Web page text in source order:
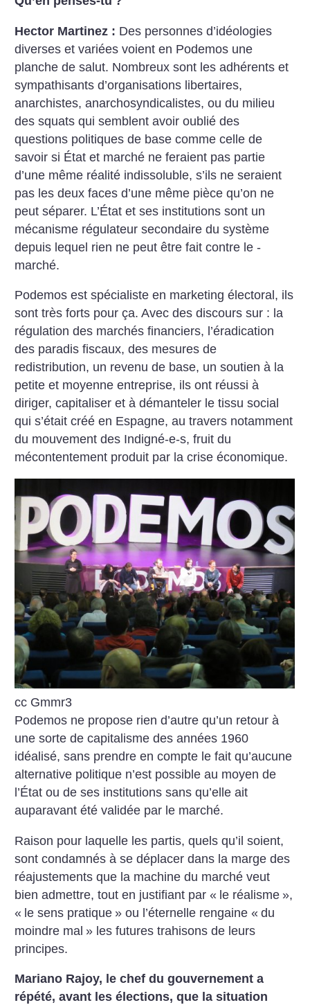
Hector Martinez : Des personnes d’idéologies
diverses et variées voient en Podemos une
planche de salut. Nombreux sont les adhérents et
sympathisants d’organisations libertaires,
anarchistes, anarchosyndicalistes, ou du milieu
des squats qui semblent avoir oublié des
questions politiques de base comme celle de
savoir si État et marché ne feraient pas partie
d’une même réalité indissoluble, s’ils ne seraient
pas les deux faces d’une même pièce qu’on ne
peut séparer. L’État et ses institutions sont un
mécanisme régulateur secondaire du système
depuis lequel rien ne peut être fait contre le ­
marché.
Podemos est spécialiste en marketing électoral, ils
sont très forts pour ça. Avec des discours sur : la
régulation des marchés financiers, l’éradication
des paradis fiscaux, des mesures de
redistribution, un revenu de base, un soutien à la
petite et moyenne entreprise, ils ont réussi à
diriger, capitaliser et à démanteler le tissu social
qui s’était créé en Espagne, au travers notamment
du mouvement des Indigné-e-s, fruit du
mécontentement produit par la crise économique.
cc Gmmr3
Podemos ne propose rien d’autre qu’un retour à
une sorte de capitalisme des années 1960
idéalisé, sans prendre en compte le fait qu’aucune
alternative politique n’est possible au moyen de
l’État ou de ses institutions sans qu’elle ait
auparavant été validée par le marché.
Raison pour laquelle les partis, quels qu’il soient,
sont condamnés à se déplacer dans la marge des
réajustements que la machine du marché veut
bien admettre, tout en justifiant par « le réalisme »,
« le sens pratique » ou l’éternelle rengaine « du
moindre mal » les futures trahisons de leurs
principes.
Mariano Rajoy, le chef du gouvernement a
répété, avant les élections, que la situation